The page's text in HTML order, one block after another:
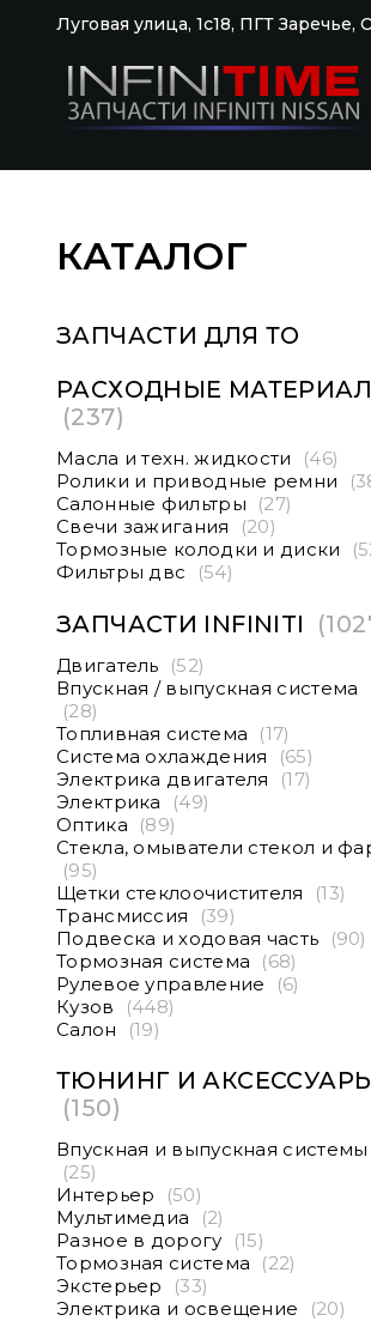
Луговая улица, 1с18, ПГТ
КАТАЛОГ
ЗАПЧАСТИ ДЛЯ ТО
РАСХОДНЫЕ
(237)
Масла и техн. жидкости
(46)
Ролики и приводные ремни
Салонные фильтры
(27)
Свечи зажигания
(20)
Тормозные колодки и диски
Фильтры двс
(54)
ЗАПЧАСТИ INFINITI
Двигатель
(52)
Впускная / выпускная система
(28)
Топливная система
(17)
Система охлаждения
(65)
Электрика двигателя
(17)
Электрика
(49)
Оптика
(89)
Стекла, омыватели стекол и
(95)
Щетки стеклоочистителя
(13)
Трансмиссия
(39)
Подвеска и ходовая часть
(90)
Тормозная система
(68)
Рулевое управление
(6)
Кузов
(448)
Салон
(19)
ТЮНИНГ И
(150)
Впускная и выпускная системы
(25)
Интерьер
(50)
Мультимедиа
(2)
Разное в дорогу
(15)
Тормозная система
(22)
Экстерьер
(33)
Электрика и освещение
(20)